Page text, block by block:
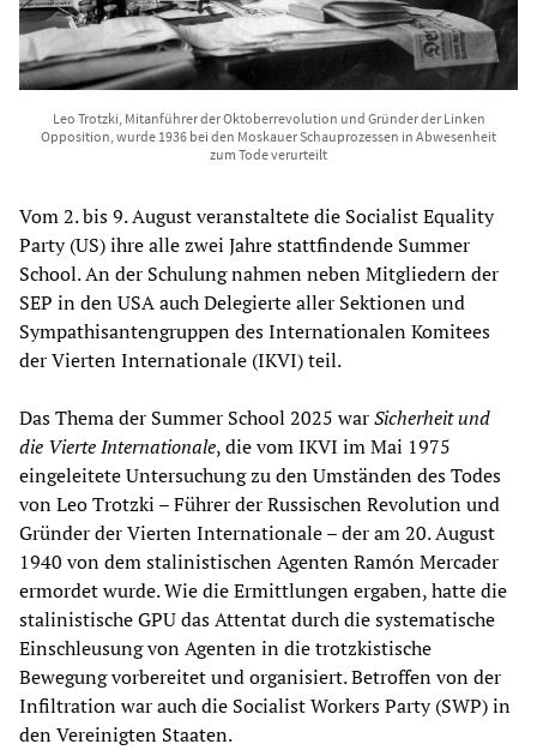
Leo Trotzki, Mitanführer der Oktoberrevolution und Gründer der Linken
Opposition, wurde 1936 bei den Moskauer Schauprozessen in Abwesenheit
zum Tode verurteilt
Vom 2. bis 9. August veranstaltete die Socialist Equality
Party (US) ihre alle zwei Jahre stattfindende Summer
School. An der Schulung nahmen neben Mitgliedern der
SEP in den USA auch Delegierte aller Sektionen und
Sympathisantengruppen des Internationalen Komitees
der Vierten Internationale (IKVI) teil.
Das Thema der Summer School 2025 warSicherheit und
die Vierte Internationale, die vom IKVI im Mai 1975
eingeleitete Untersuchung zu den Umständen des Todes
von Leo Trotzki – Führer der Russischen Revolution und
Gründer der Vierten Internationale – der am 20. August
1940 von dem stalinistischen Agenten Ramón Mercader
ermordet wurde. Wie die Ermittlungen ergaben, hatte die
stalinistische GPU das Attentat durch die systematische
Einschleusung von Agenten in die trotzkistische
Bewegung vorbereitet und organisiert. Betroffen von der
Infiltration war auch die Socialist Workers Party (SWP) in
den Vereinigten Staaten.